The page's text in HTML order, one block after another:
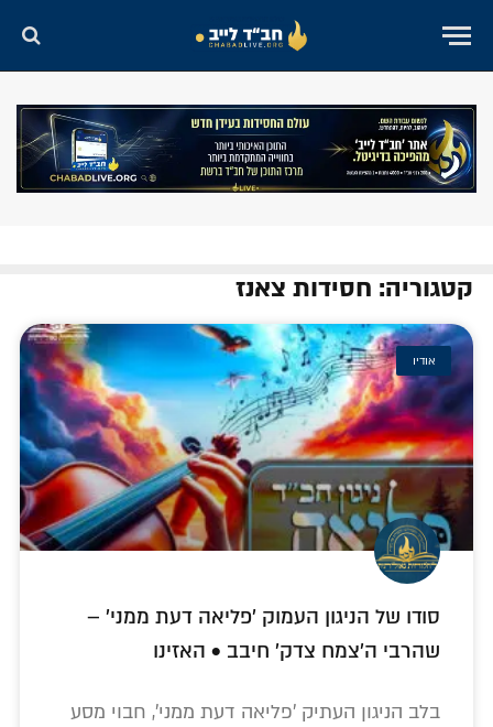
קטגוריה: חסידות צאנז
אודיו
סודו של הניגון העמוק 'פליאה דעת ממני' –
שהרבי ה'צמח צדק' חיבב • האזינו
בלב הניגון העתיק 'פליאה דעת ממני', חבוי מסע